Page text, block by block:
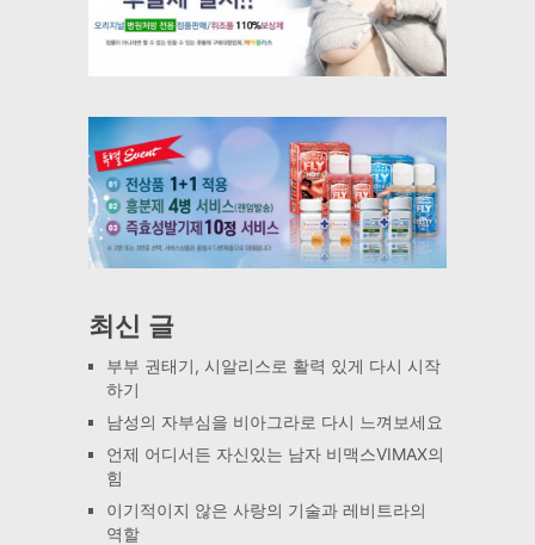
최신 글
부부 권태기, 시알리스로 활력 있게 다시 시작
하기
남성의 자부심을 비아그라로 다시 느껴보세요
언제 어디서든 자신있는 남자 비맥스VIMAX의
힘
이기적이지 않은 사랑의 기술과 레비트라의
역할